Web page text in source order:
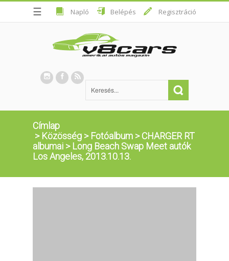
☰ Napló Belépés Regisztráció
Címlap
> Közösség > Fotóalbum >CHARGER RT
albumai > Long Beach Swap Meet autók
Los Angeles, 2013.10.13.